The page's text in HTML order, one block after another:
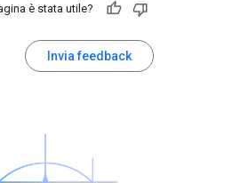
è stata utile?
Invia feedback